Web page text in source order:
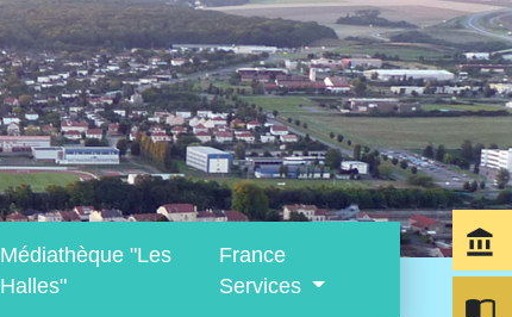
Médiathèque "Les
Halles"
France
Services
account_balance
import_contacts